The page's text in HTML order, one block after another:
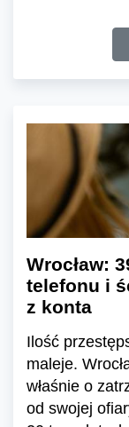
Wrocław:
telefonu i
z konta
Ilość
maleje.
właśnie o
od swojej